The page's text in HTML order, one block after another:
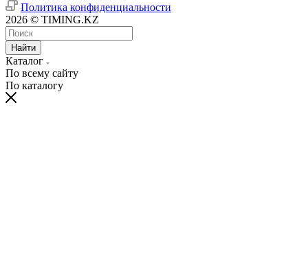
Политика конфиденциальности
2026 © TIMING.KZ
Найти
Каталог
По всему сайту
По каталогу